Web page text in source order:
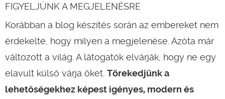
FIGYELJÜNK A MEGJELENÉSRE
Korábban a blog készítés során az embereket nem
érdekelte, hogy milyen a megjelenése. Azóta már
változott a világ. A látogatók elvárják, hogy ne egy
elavult külső várja őket. Törekedjünk a
lehetőségekhez képest igényes, modern és